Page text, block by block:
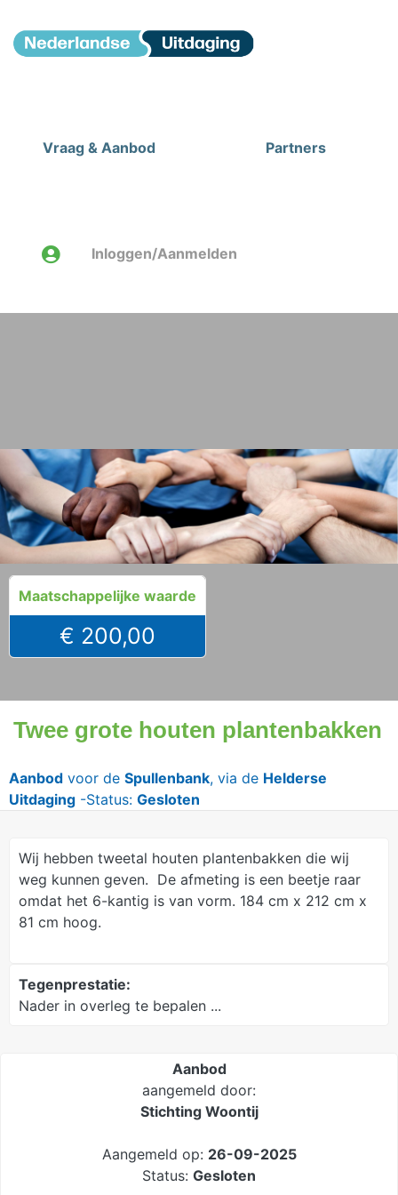
Vraag & Aanbod Partners
Inloggen/Aanmelden
Maatschappelijke waarde
€ 200,00
Twee grote houten plantenbakken
Aanbod voor de Spullenbank, via de Helderse
Uitdaging -Status: Gesloten
Wij hebben tweetal houten plantenbakken die wij
weg kunnen geven. De afmeting is een beetje raar
omdat het 6-kantig is van vorm. 184 cm x 212 cm x
81 cm hoog.
Tegenprestatie:
Nader in overleg te bepalen ...
Aanbod
aangemeld door:
Stichting Woontij
Aangemeld op: 26-09-2025
Status: Gesloten